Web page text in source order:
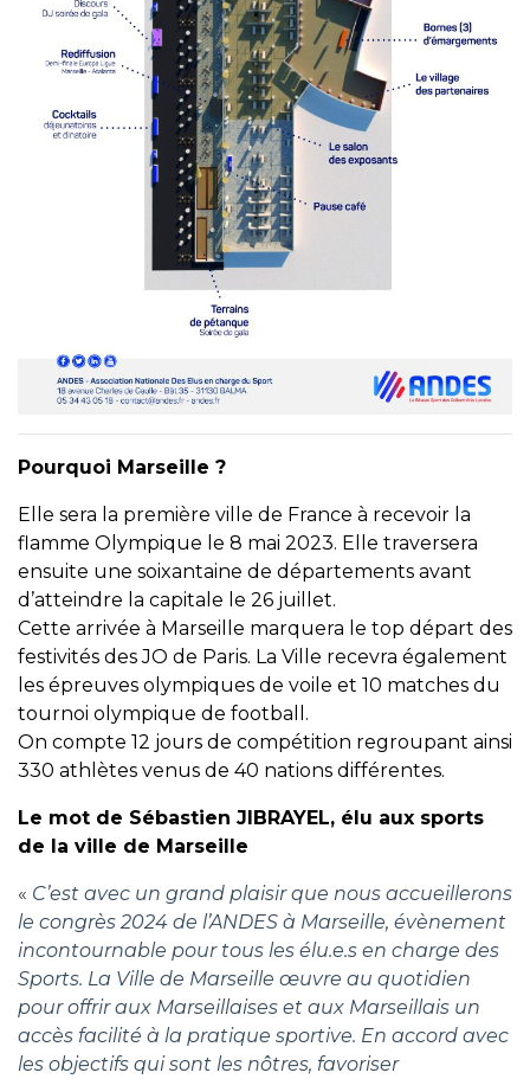
Pourquoi Marseille ?
Elle sera la première ville de France à recevoir la
flamme Olympique le 8 mai 2023. Elle traversera
ensuite une soixantaine de départements avant
d’atteindre la capitale le 26 juillet.
Cette arrivée à Marseille marquera le top départ des
festivités des JO de Paris. La Ville recevra également
les épreuves olympiques de voile et 10 matches du
tournoi olympique de football.
On compte 12 jours de compétition regroupant ainsi
330 athlètes venus de 40 nations différentes.
Le mot de Sébastien JIBRAYEL, élu aux sports
de la ville de Marseille
« C’est avec un grand plaisir que nous accueillerons
le congrès 2024 de l’ANDES à Marseille, évènement
incontournable pour tous les élu.e.s en charge des
Sports. La Ville de Marseille œuvre au quotidien
pour offrir aux Marseillaises et aux Marseillais un
accès facilité à la pratique sportive. En accord avec
les objectifs qui sont les nôtres, favoriser